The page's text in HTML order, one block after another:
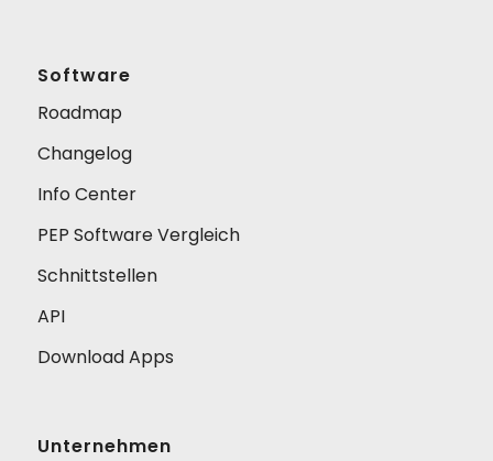
Software
Roadmap
Changelog
Info Center
PEP Software Vergleich
Schnittstellen
API
Download Apps
Unternehmen